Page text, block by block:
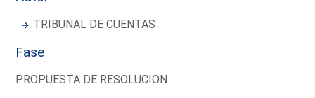
TRIBUNAL DE CUENTAS
Fase
PROPUESTA DE RESOLUCION